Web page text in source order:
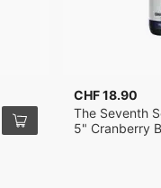
CHF 18.90
The Seventh
5" Cranberry